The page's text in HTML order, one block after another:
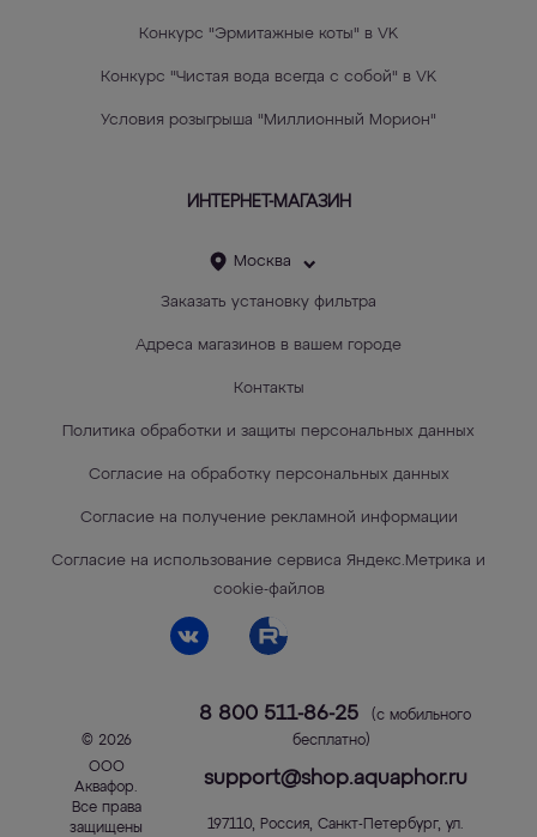
Конкурс "Эрмитажные коты" в VK
Конкурс "Чистая вода всегда с собой" в VK
Условия розыгрыша "Миллионный Морион"
ИНТЕРНЕТ-МАГАЗИН
Москва
Заказать установку фильтра
Адреса магазинов в вашем городе
Контакты
Политика обработки и защиты персональных данных
Согласие на обработку персональных данных
Согласие на получение рекламной информации
Согласие на использование сервиса Яндекс.Метрика и
cookie-файлов
© 2026
ООО
Аквафор.
Все права
защищены
8 800 511-86-25
(с мобильного
бесплатно)
support@shop.aquaphor.ru
197110, Россия, Санкт-Петербург, ул.